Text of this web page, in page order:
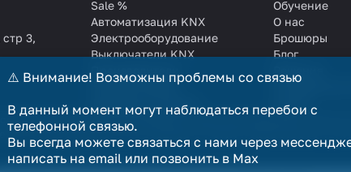
3,
Sale %
Автоматизация KNX
Электрооборудование
Выключатели KNX
Производители
KNX EIB кабели
Зарядные станции
Обучение
О нас
Брошюры
Блог
Услуги
характер и не являются публичной офертой в смысле
товара. Договор купли-продажи считается заключённым
⚠️ Внимание! Возможны проблемы со связью
В данный момент могут наблюдаться перебои с
телефонной связью.
Вы всегда можете связаться с нами через
написать на email или позвонить в Max